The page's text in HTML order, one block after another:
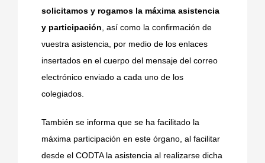
solicitamos y rogamos la máxima asistencia
y participación, así como la confirmación de
vuestra asistencia, por medio de los enlaces
insertados en el cuerpo del mensaje del correo
electrónico enviado a cada uno de los
colegiados.
También se informa que se ha facilitado la
máxima participación en este órgano, al facilitar
desde el CODTA la asistencia al realizarse dicha